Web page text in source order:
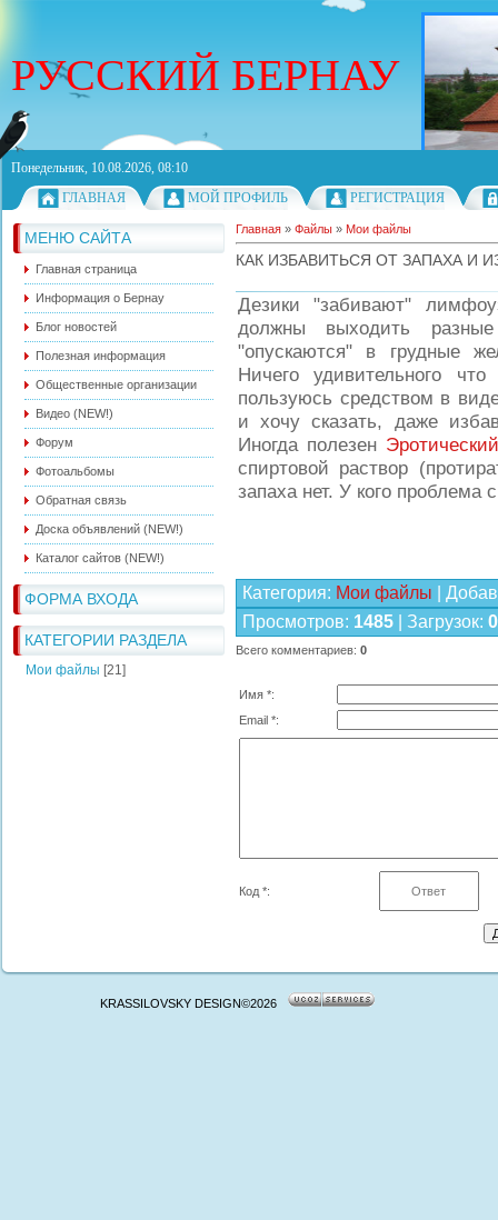
РУССКИЙ БЕРНАУ
Понедельник, 10.08.2026, 08:10
ГЛАВНАЯ
МОЙ ПРОФИЛЬ РЕГИСТРАЦИЯ
МЕНЮ САЙТА
Главная страница
Информация о Бернау
Блог новостей
Полезная информация
Общественные организации
Видео (NEW!)
Форум
Фотоальбомы
Обратная связь
Доска объявлений (NEW!)
Каталог сайтов (NEW!)
ФОРМА ВХОДА
КАТЕГОРИИ РАЗДЕЛА
Мои файлы [21]
Главная » Файлы » Мои файлы
КАК ИЗБАВИТЬСЯ ОТ ЗАПАХА И
Дезики "забивают"
должны выходить
"опускаются" в грудные
Ничего удивительного
пользуюсь средством в
и хочу сказать, даже
Иногда полезен
спиртовой раствор
запаха нет. У кого проблема
Категория: Мои файлы
Просмотров: 1485 Загрузок: 0
Всего комментариев: 0
Имя *:
Email *:
Код *:
KRASSILOVSKY DESIGN©2026